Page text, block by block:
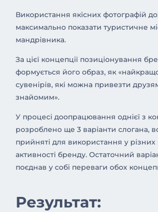
Використання якісних фотографій
максимально показати туристичне
мандрівника.
За цієї концепції позиціонування
формується його образ, як
сувенірів, які можна привезти
знайомим».
У процесі доопрацювання однієї з
розроблено ще 3 варіанти слогана,
прийняті для використання у
активності бренду. Остаточний
поєднав у собі переваги обох
Результат: